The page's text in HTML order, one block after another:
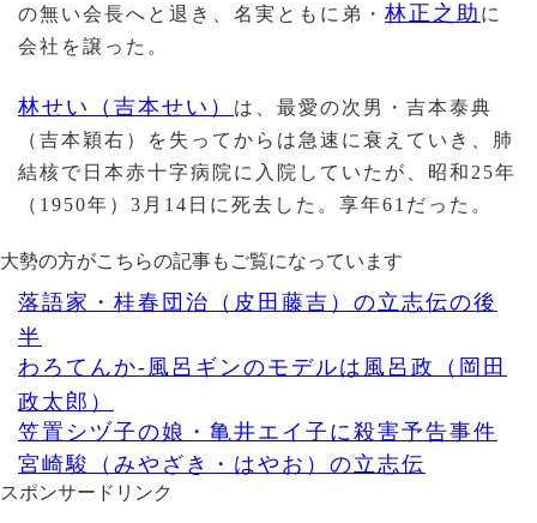
の無い会長へと退き、名実ともに弟・ 林正之助 に
会社を譲った。
林せい（吉本せい）
は、最愛の次男・吉本泰典
（吉本穎右）を失ってからは急速に衰えていき、肺
結核で日本赤十字病院に入院していたが、昭和25年
（1950年）3月14日に死去した。享年61だった。
大勢の方がこちらの記事もご覧になっています
落語家・桂春団治（皮田藤吉）の立志伝の後
半
わろてんか-風呂ギンのモデルは風呂政（岡田
政太郎）
笠置シヅ子の娘・亀井エイ子に殺害予告事件
宮崎駿（みやざき・はやお）の立志伝
スポンサードリンク